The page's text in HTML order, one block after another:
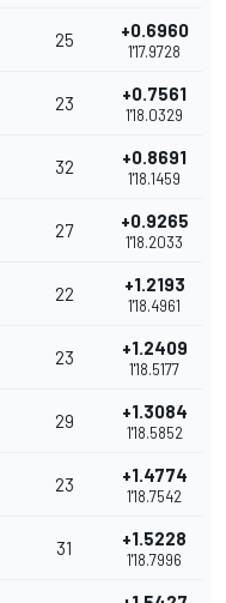
25 +0.6960
1'17.9728
23 +0.7561
1'18.0329
32 +0.8691
1'18.1459
27 +0.9265
1'18.2033
22 +1.2193
1'18.4961
23 +1.2409
1'18.5177
29 +1.3084
1'18.5852
23 +1.4774
1'18.7542
31 +1.5228
1'18.7996